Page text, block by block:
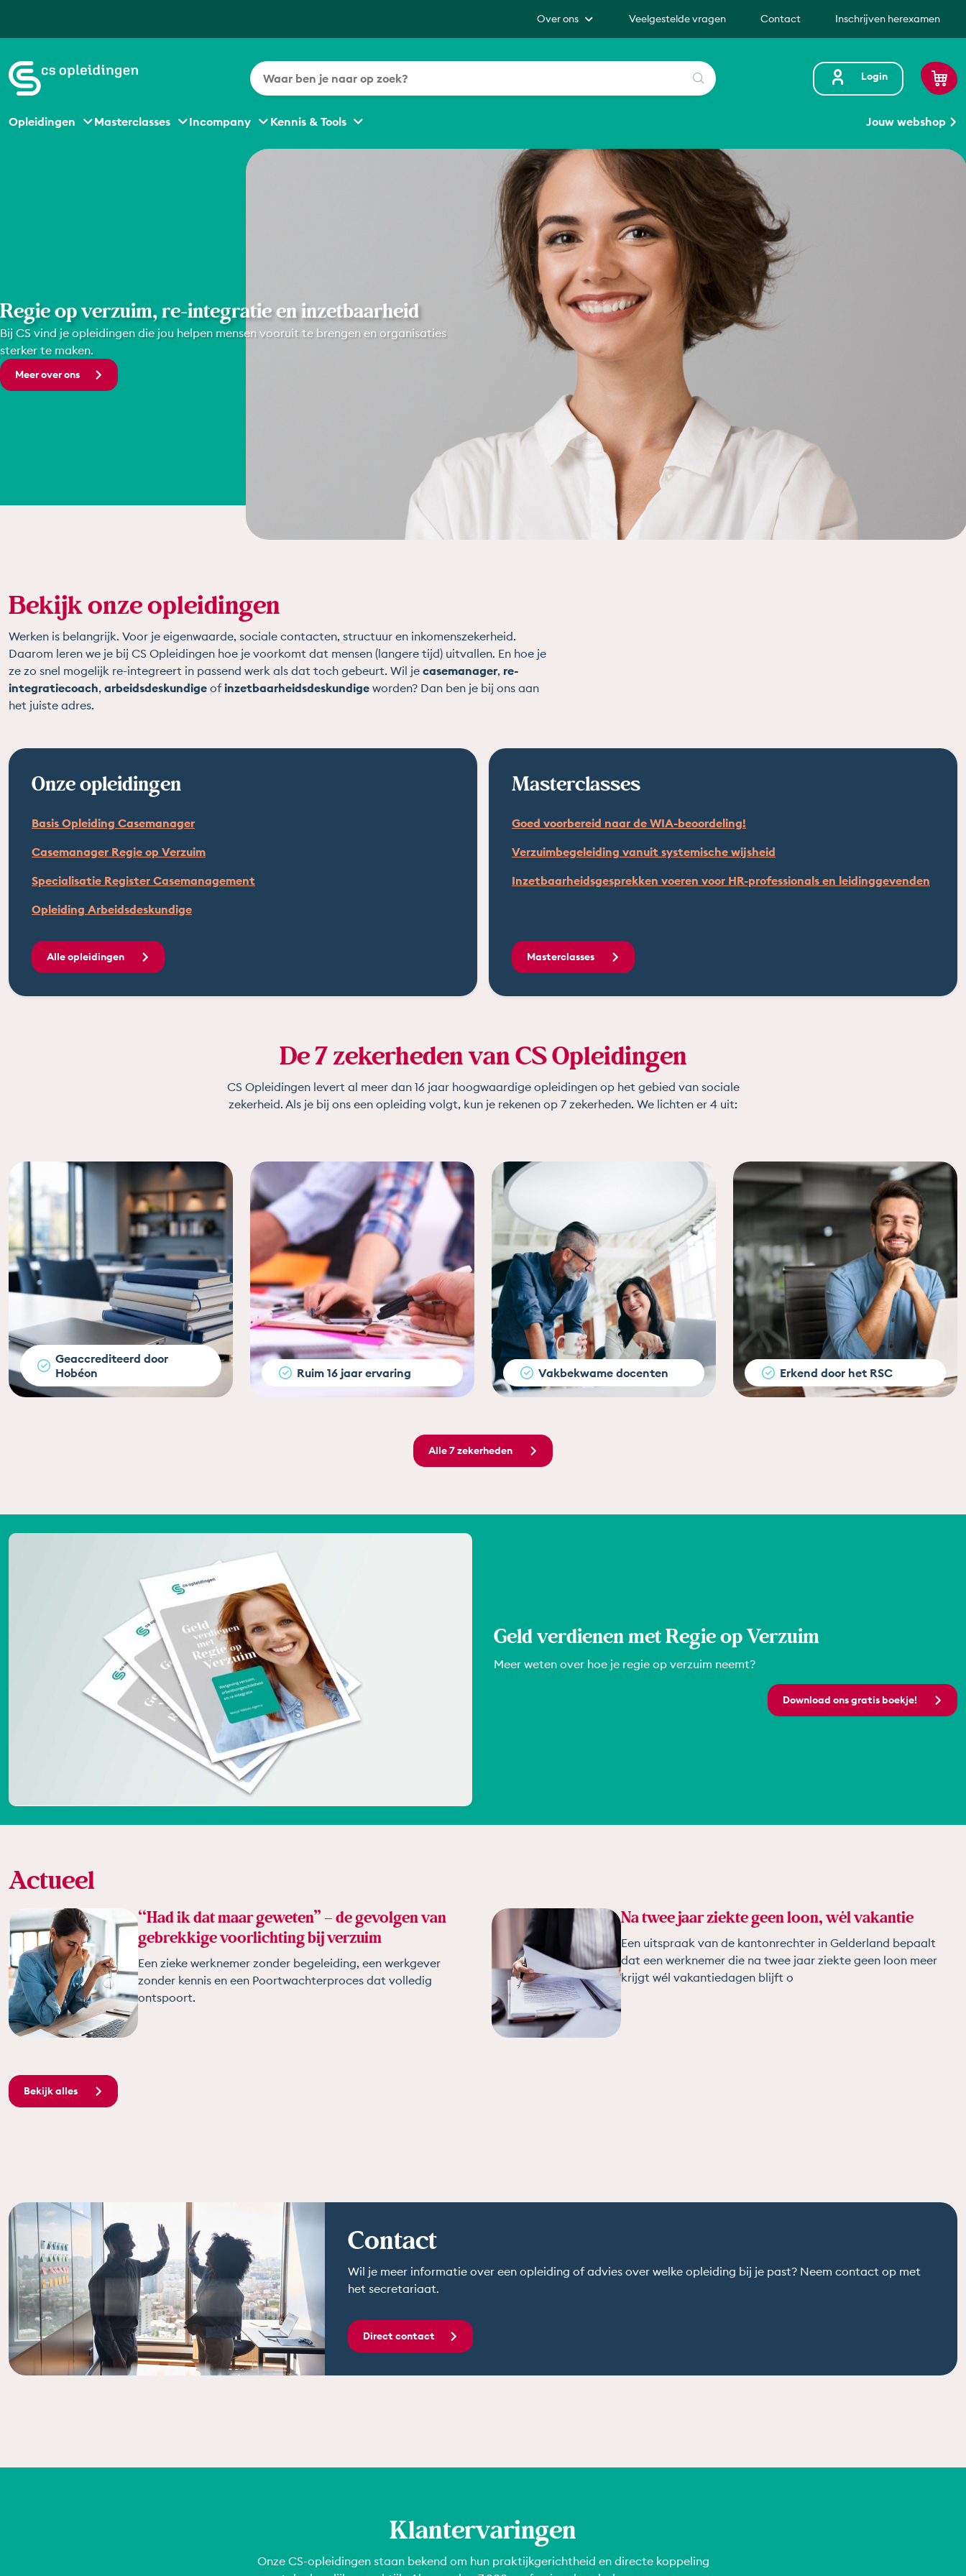
Over ons Veelgestelde vragen Contact Inschrijven herexamen
Zoeken Login
Opleidingen Masterclasses Incompany Kennis & Tools Jouw webshop
Regie op verzuim, re-integratie en inzetbaarheid
Bij CS vind je opleidingen die jou helpen mensen vooruit te brengen en organisaties
sterker te maken.
Meer over ons
Bekijk onze opleidingen
Werken is belangrijk. Voor je eigenwaarde, sociale contacten, structuur en inkomenszekerheid.
Daarom leren we je bij CS Opleidingen hoe je voorkomt dat mensen (langere tijd) uitvallen. En hoe je
ze zo snel mogelijk re-integreert in passend werk als dat toch gebeurt. Wil je casemanager, re-
integratiecoach, arbeidsdeskundige ofinzetbaarheidsdeskundige worden? Dan ben je bij ons aan
het juiste adres.
Onze opleidingen
Basis Opleiding Casemanager
Casemanager Regie op Verzuim
Specialisatie Register Casemanagement
Opleiding Arbeidsdeskundige
Alle opleidingen
Masterclasses
Goed voorbereid naar de WIA-beoordeling!
Verzuimbegeleiding vanuit systemische wijsheid
Inzetbaarheidsgesprekken voeren voor HR-professionals en leidinggevenden
Masterclasses
De 7 zekerheden van CS Opleidingen
CS Opleidingen levert al meer dan 16 jaar hoogwaardige opleidingen op het gebied van sociale
zekerheid. Als je bij ons een opleiding volgt, kun je rekenen op 7 zekerheden. We lichten er 4 uit:
Geaccrediteerd door
Hobéon
Ruim 16 jaar ervaring Vakbekwame docenten Erkend door het RSC
Alle 7 zekerheden
Geld verdienen met Regie op Verzuim
Meer weten over hoe je regie op verzuim neemt?
Download ons gratis boekje!
Actueel
“Had ik dat maar geweten” – de gevolgen van
gebrekkige voorlichting bij verzuim
Een zieke werknemer zonder begeleiding, een werkgever
zonder kennis en een Poortwachterproces dat volledig
ontspoort.
Na twee jaar ziekte geen loon, wél vakantie
Een uitspraak van de kantonrechter in Gelderland bepaalt
dat een werknemer die na twee jaar ziekte geen loon meer
krijgt wél vakantiedagen blijft o
Bekijk alles
Contact
Wil je meer informatie over een opleiding of advies over welke opleiding bij je past? Neem contact op met
het secretariaat.
Direct contact
Klantervaringen
Onze CS-opleidingen staan bekend om hun praktijkgerichtheid en directe koppeling